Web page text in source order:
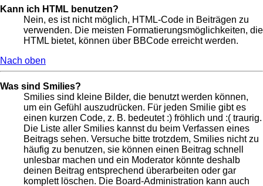
Kann ich HTML benutzen?
Nein, es ist nicht möglich, HTML-Code in Beiträgen zu
verwenden. Die meisten Formatierungsmöglichkeiten, die
HTML bietet, können über BBCode erreicht werden.
Nach oben
Was sind Smilies?
Smilies sind kleine Bilder, die benutzt werden können,
um ein Gefühl auszudrücken. Für jeden Smilie gibt es
einen kurzen Code, z. B. bedeutet :) fröhlich und :( traurig.
Die Liste aller Smilies kannst du beim Verfassen eines
Beitrags sehen. Versuche bitte trotzdem, Smilies nicht zu
häufig zu benutzen, sie können einen Beitrag schnell
unlesbar machen und ein Moderator könnte deshalb
deinen Beitrag entsprechend überarbeiten oder gar
komplett löschen. Die Board-Administration kann auch